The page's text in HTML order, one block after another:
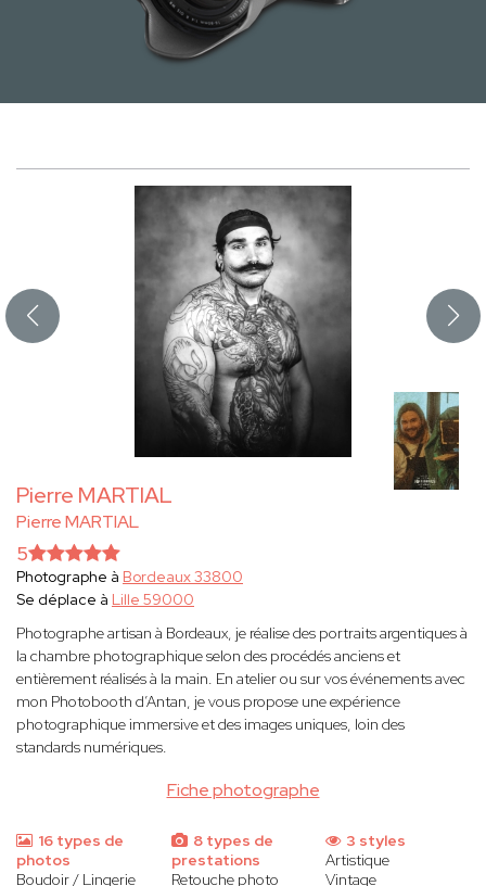
Pierre MARTIAL
Pierre MARTIAL
Fiche photographe
5
Photographe à Bordeaux 33800
Se déplace à Lille 59000
Photographe artisan à Bordeaux, je réalise des portraits argentiques à
la chambre photographique selon des procédés anciens et
entièrement réalisés à la main. En atelier ou sur vos événements avec
mon Photobooth d’Antan, je vous propose une expérience
photographique immersive et des images uniques, loin des
standards numériques.
16 types de
photos
Boudoir / Lingerie
8 types de
prestations
Retouche photo
3 styles
Artistique
Vintage